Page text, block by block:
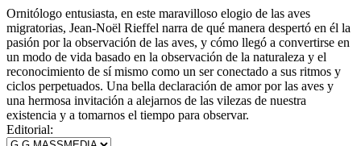
Ornitólogo entusiasta, en este maravilloso elogio de las aves
migratorias, Jean-Noël Rieffel narra de qué manera despertó en él la
pasión por la observación de las aves, y cómo llegó a convertirse en
un modo de vida basado en la observación de la naturaleza y el
reconocimiento de sí mismo como un ser conectado a sus ritmos y
ciclos perpetuados. Una bella declaración de amor por las aves y
una hermosa invitación a alejarnos de las vilezas de nuestra
existencia y a tomarnos el tiempo para observar.
Editorial: